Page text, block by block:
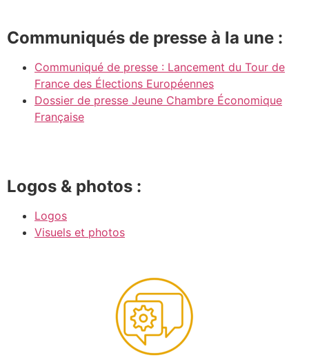
Communiqués de presse à la une :
Communiqué de presse : Lancement du Tour de
France des Élections Européennes
Dossier de presse Jeune Chambre Économique
Française
Logos & photos :
Logos
Visuels et photos